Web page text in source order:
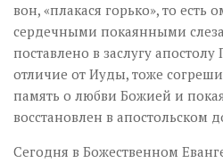
вон, «плакася горько», то есть
сердечными покаянными
поставлено в заслугу
отличие от Иуды, тоже
память о любви Божией и
восстановлен в апостольском
Сегодня в Божественном